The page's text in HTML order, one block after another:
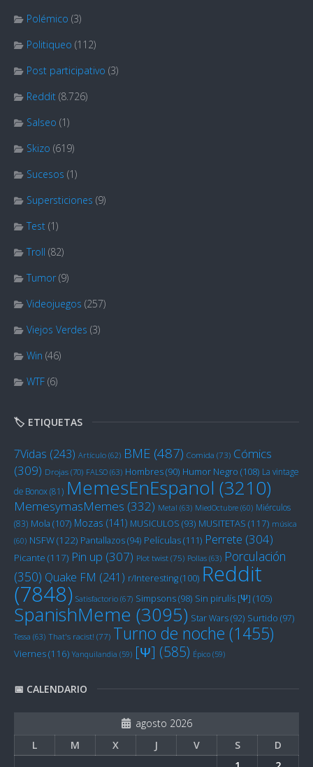
Polémico (3)
Politiqueo (112)
Post participativo (3)
Reddit (8.726)
Salseo (1)
Skizo (619)
Sucesos (1)
Supersticiones (9)
Test (1)
Troll (82)
Tumor (9)
Videojuegos (257)
Viejos Verdes (3)
Win (46)
WTF (6)
🏷️ ETIQUETAS
7Vidas (243) Artículo (62) BME (487) Comida (73) Cómics
(309) Drojas (70) FALSO (63) Hombres(90) Humor Negro (108) La vintage
de Bonox(81) MemesEnEspanol (3210)
MemesymasMemes (332) Metal (63) MiedOctubre (60) Miérculos
(83) Mola (107) Mozas (141) MUSICULOS (93) MUSITETAS (117) música
(60) NSFW(122) Pantallazos(94) Películas(111) Perrete (304)
Picante (117) Pin up (307) Plot twist (75) Pollas (63) Porculación
(350) Quake FM (241) r/Interesting(100) Reddit
(7848) Satisfactorio (67) Simpsons(98) Sin pirulís [Ψ] (105)
SpanishMeme (3095) Star Wars(92) Surtido (97)
Tessa (63) That's racist! (77) Turno de noche (1455)
Viernes(116) Yanquilandia (59) [Ψ] (585) Épico (59)
📅 CALENDARIO
agosto 2026
L
M X J V S
D